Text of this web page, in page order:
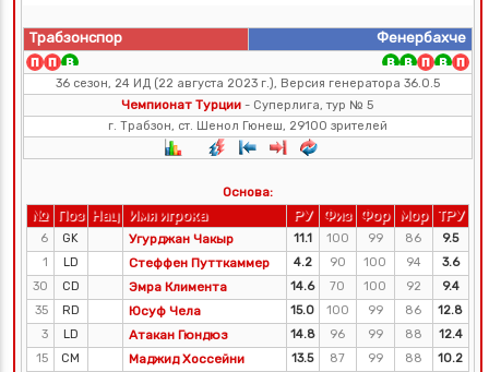
Трабзонспор Фенербахче
36 сезон, 24 ИД (22 августа 2023 г.), Версия генератора 36.0.5
Чемпионат Турции - Суперлига, тур № 5
г. Трабзон, ст. Шенол Гюнеш, 29100 зрителей
Основа:
№ Поз Нац Имя игрока РУ Физ Фор Мор ТРУ
6 GK Угурджан Чакыр 11.1 100 99 86
9.5
1
LD Стеффен Путткаммер 4.2 90 100 94
3.6
30
CD Эмра Климента 14.6 70 100 92
9.4
35
RD Юсуф Чела 15.0 100 99 86
12.8
3
LD Атакан Гюндюз 14.8 96 99 88
12.4
15
CM Маджид Хоссейни 13.5 87 99 88
10.2